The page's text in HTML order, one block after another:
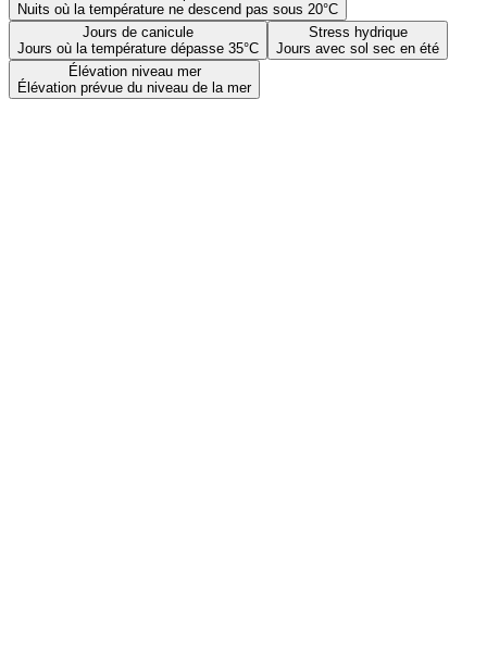
Nuits où la température ne descend pas sous 20°C
Jours de canicule
Jours où la température dépasse 35°C
Stress hydrique
Jours avec sol sec en été
Élévation niveau mer
Élévation prévue du niveau de la mer